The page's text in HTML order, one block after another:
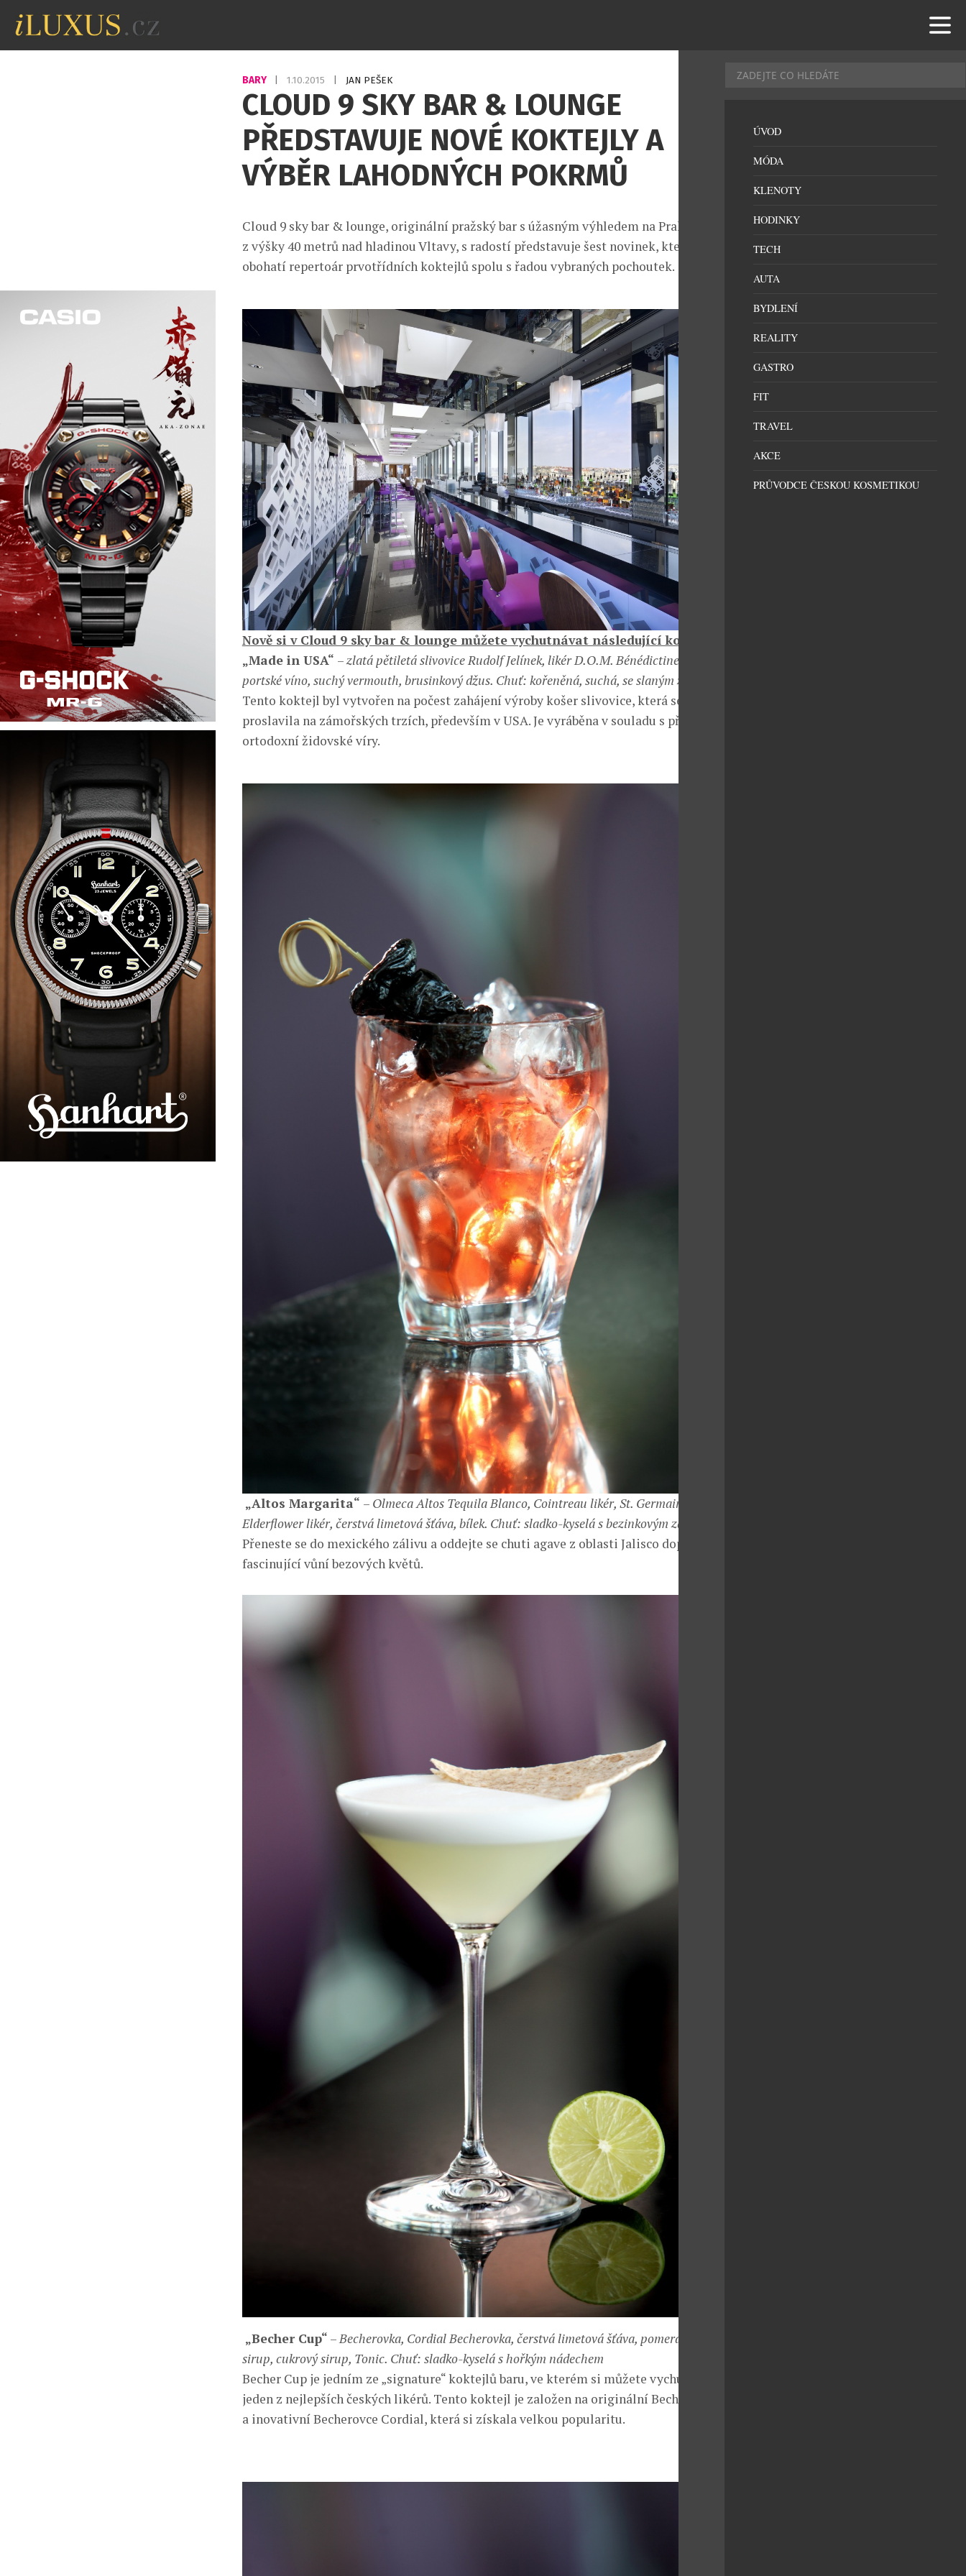
BARY 1.10.2015 JAN PEŠEK
CLOUD 9 SKY BAR & LOUNGE
PŘEDSTAVUJE NOVÉ KOKTEJLY A
VÝBĚR LAHODNÝCH POKRMŮ
Cloud 9 sky bar & lounge, originální pražský bar s úžasným výhledem na Prahu
z výšky 40 metrů nad hladinou Vltavy, s radostí představuje šest novinek, které
obohatí repertoár prvotřídních koktejlů spolu s řadou vybraných pochoutek.
Nově si v Cloud 9 sky bar & lounge můžete vychutnávat následující koktejly:
„Made in USA“ –zlatá pětiletá slivovice Rudolf Jelínek, likér D.O.M. Bénédictine,
portské víno, suchý vermouth, brusinkový džus. Chuť: kořeněná, suchá, se slaným závěrem
Tento koktejl byl vytvořen na počest zahájení výroby košer slivovice, která se
proslavila na zámořských trzích, především v USA. Je vyráběna v souladu s předpisy
ortodoxní židovské víry.
„Altos Margarita“ – Olmeca Altos Tequila Blanco, Cointreau likér, St. Germain
Elderflower likér, čerstvá limetová šťáva, bílek. Chuť: sladko-kyselá s bezinkovým závěrem
Přeneste se do mexického zálivu a oddejte se chuti agave z oblasti Jalisco doplněné
fascinující vůní bezových květů.
„Becher Cup“ –Becherovka, Cordial Becherovka, čerstvá limetová šťáva, pomerančový
sirup, cukrový sirup, Tonic. Chuť: sladko-kyselá s hořkým nádechem
Becher Cup je jedním ze „signature“ koktejlů baru, ve kterém si můžete vychutnat
jeden z nejlepších českých likérů. Tento koktejl je založen na originální Becherovce
a inovativní Becherovce Cordial, která si získala velkou popularitu.
ÚVOD
MÓDA
KLENOTY
HODINKY
TECH
AUTA
BYDLENÍ
REALITY
GASTRO
FIT
TRAVEL
AKCE
PRŮVODCE ČESKOU KOSMETIKOU